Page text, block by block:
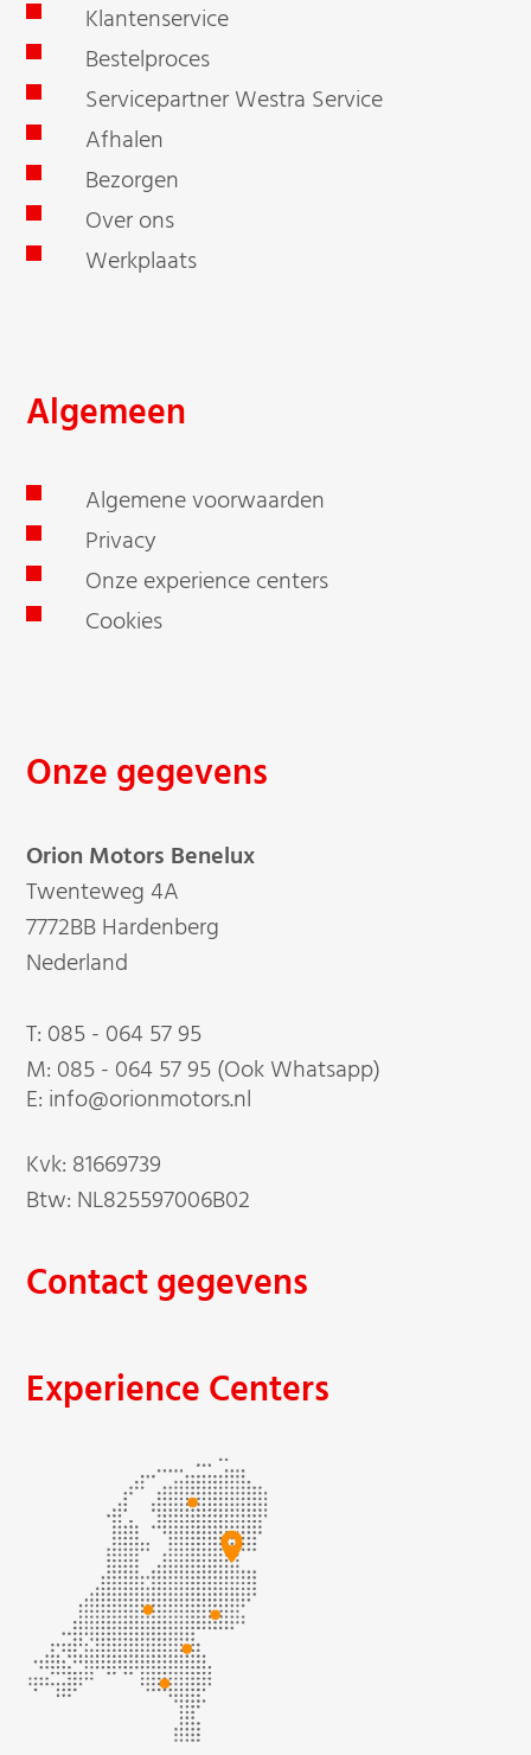
Klantenservice
Bestelproces
Servicepartner Westra Service
Afhalen
Bezorgen
Over ons
Werkplaats
Algemeen
Algemene voorwaarden
Privacy
Onze experience centers
Cookies
Onze gegevens
Orion Motors Benelux
Twenteweg 4A
7772BB Hardenberg
Nederland
T: 085 - 064 57 95
M: 085 - 064 57 95 (Ook Whatsapp)
E: info@orionmotors.nl
Kvk: 81669739
Btw: NL825597006B02
Contact gegevens
Experience Centers